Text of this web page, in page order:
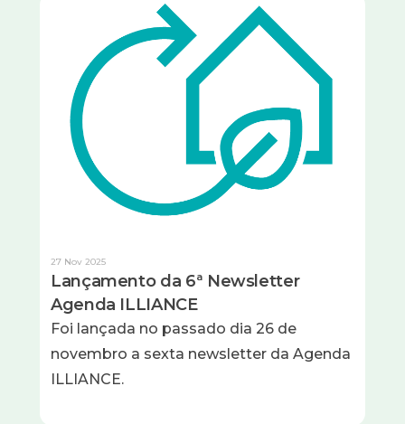
27 Nov 2025
Lançamento da 6ª Newsletter
Agenda ILLIANCE
Foi lançada no passado dia 26 de
novembro a sexta newsletter da Agenda
ILLIANCE.